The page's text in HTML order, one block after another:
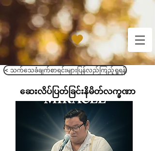
< သက်သေခံချက်စာရင်းများပြန်လည်ကြည့်ရှုရန်
ဆေးလိပ်ပြတ်ခြင်းနိမိတ်လက္ခဏာ